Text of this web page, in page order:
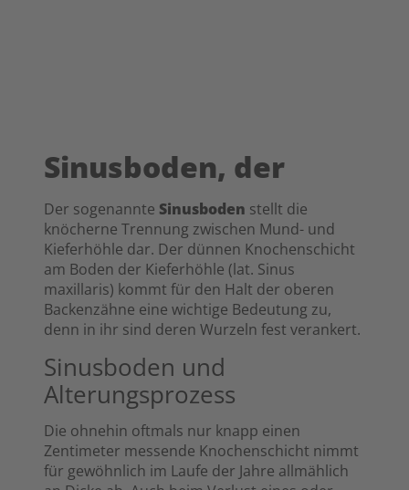
Sinusboden, der
Der sogenannte Sinusboden stellt die
knöcherne Trennung zwischen Mund- und
Kieferhöhle dar. Der dünnen Knochenschicht
am Boden der Kieferhöhle (lat. Sinus
maxillaris) kommt für den Halt der oberen
Backenzähne eine wichtige Bedeutung zu,
denn in ihr sind deren Wurzeln fest verankert.
Sinusboden und
Alterungsprozess
Die ohnehin oftmals nur knapp einen
Zentimeter messende Knochenschicht nimmt
für gewöhnlich im Laufe der Jahre allmählich